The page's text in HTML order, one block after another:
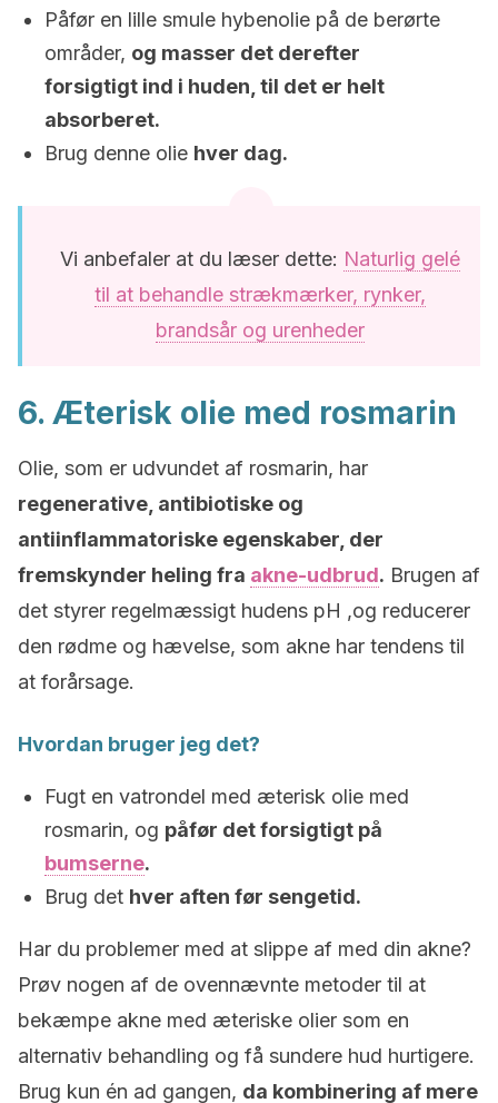
Påfør en lille smule hybenolie på de berørte
områder, og masser det derefter
forsigtigt ind i huden, til det er helt
absorberet.
Brug denne olie hver dag.
Vi anbefaler at du læser dette: Naturlig gelé
til at behandle strækmærker, rynker,
brandsår og urenheder
6. Æterisk olie med rosmarin
Olie, som er udvundet af rosmarin, har
regenerative, antibiotiske og
antiinflammatoriske egenskaber, der
fremskynder heling fra akne-udbrud. Brugen af
det styrer regelmæssigt hudens pH ,og reducerer
den rødme og hævelse, som akne har tendens til
at forårsage.
Hvordan bruger jeg det?
Fugt en vatrondel med æterisk olie med
rosmarin, og påfør det forsigtigt på
bumserne.
Brug det hver aften før sengetid.
Har du problemer med at slippe af med din akne?
Prøv nogen af ​​de ovennævnte metoder til at
bekæmpe akne med æteriske olier som en
alternativ behandling og få sundere hud hurtigere.
Brug kun én ad gangen, da kombinering af mere